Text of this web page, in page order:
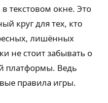
текстовом окне. Это
круг для тех, кто
лишённых
не стоит забывать о
платформы. Ведь
правила игры.